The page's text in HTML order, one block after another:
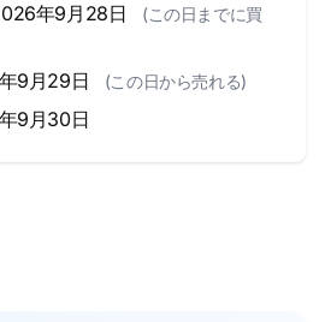
年9月28日
(この日までに買
9月29日 (この日から売れる)
9月30日